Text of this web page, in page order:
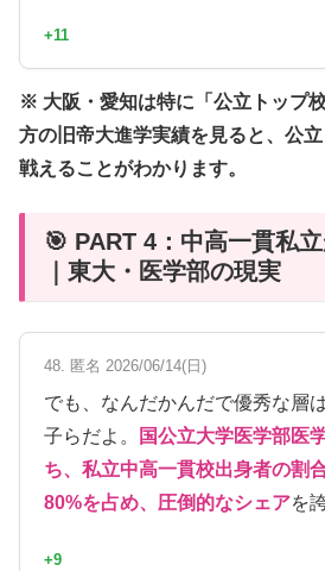
+11
※ 大阪・愛知は特に「公立トップ
方の旧帝大進学実績を見ると、公
戦えることがわかります。
🎯 PART 4：中高一貫私
｜東大・医学部の現実
48. 匿名 2026/06/14(日)
でも、なんだかんだで優秀な層
子らだよ。
国公立大学医学部医
ち、私立中高一貫校出身者の割
80%を占め、圧倒的なシェアを
+9